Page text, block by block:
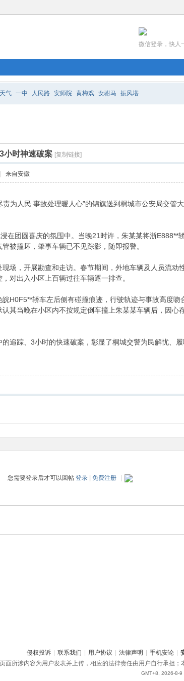
微信登录，快人
气 一中 人民路 安师院 黄梅戏 女驸马 振风塔
小时神速破案 [复制链接]
来自安徽
为人民 事故处理暖人心”的锦旗送到桐城市公安局交管
在团圆喜庆的氛围中。当晚21时许，朱某某将浙
被撞坏，肇事车辆已不见踪影，随即报警。
场，开展勘查和走访。春节期间，外地车辆及人员流
对出入小区上百辆过往车辆逐一排查。
H0F5**轿车左后侧有碰撞痕迹，行驶轨迹与事故高度
其当晚在小区内不按规定倒车撞上朱某某车辆后，因
追踪、3小时的快速破案，彰显了桐城交警为民解忧、
您需要登录后才可以回帖 登录| 免费注册
侵权投诉 联系我们 用户协议 法律声明 手机安论
面所涉内容为用户发表并上传，相应的法律责任由用户自行承担
GMT+8, 2026-8-9